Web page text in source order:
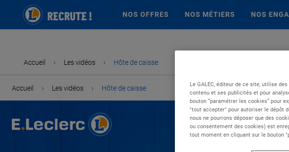
NOS OFFRES NOS MÉTIERS NOS
Accueil › Les vidéos › Hôte de caisse
Accueil › Les vidéos › Hôte de caisse
Le GALEC, éditeur de ce site, utilise
contenu et ses publicités et pour
bouton “paramétrer les cookies” pour
"tout accepter" pour autoriser le dépôt
nous ne pourrons déposer que des
ou consentement des cookies) est
tout moment en cliquant sur le bouton